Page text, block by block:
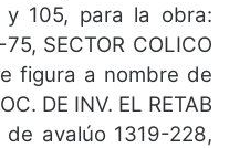
y 105, para la obra:
SECTOR COLICO
figura a nombre de
DE INV. EL RETAB
de avalúo 1319-228,